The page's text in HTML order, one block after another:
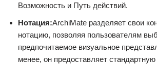
Возможность и Путь действий.
Нотация:ArchiMate разделяет свои
нотацию, позволяя пользователям
предпочитаемое визуальное
менее, он предоставляет